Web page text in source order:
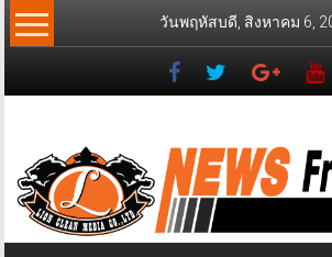
Skip
to
วันพฤหัสบดี, สิงหาคม 6,
News
Freelancer
วส์